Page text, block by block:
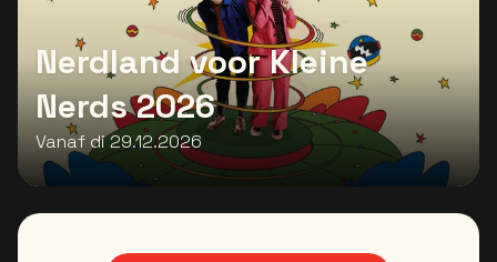
Nerdland voor Kleine
Nerds 2026
Vanaf di 29.12.2026